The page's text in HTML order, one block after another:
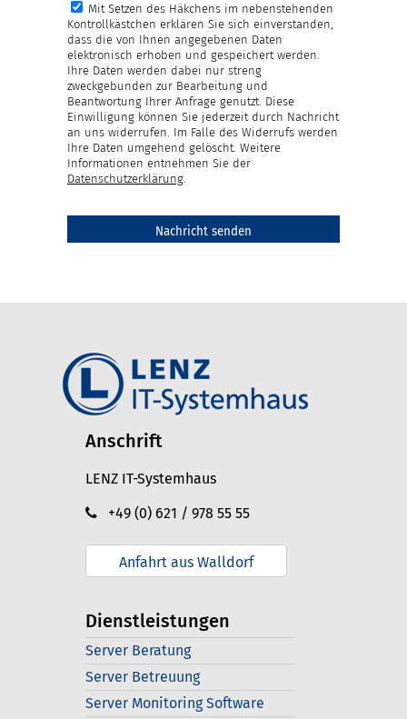
Mit Setzen des Häkchens im nebenstehenden
Kontrollkästchen erklären Sie sich einverstanden,
dass die von Ihnen angegebenen Daten
elektronisch erhoben und gespeichert werden.
Ihre Daten werden dabei nur streng
zweckgebunden zur Bearbeitung und
Beantwortung Ihrer Anfrage genutzt. Diese
Einwilligung können Sie jederzeit durch Nachricht
an uns widerrufen. Im Falle des Widerrufs werden
Ihre Daten umgehend gelöscht. Weitere
Informationen entnehmen Sie der
Datenschutzerklärung
Anschrift
LENZ IT-Systemhaus
+49 (0) 621 / 978 55 55
Anfahrt aus Walldorf
Dienstleistungen
Server Beratung
Server Betreuung
Server Monitoring Software